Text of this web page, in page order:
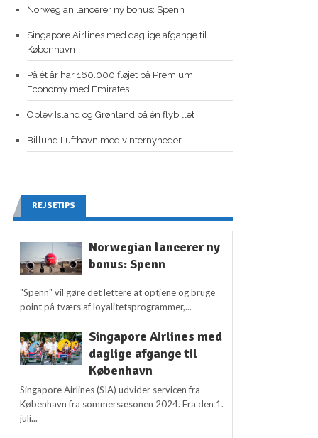
Norwegian lancerer ny bonus: Spenn
Singapore Airlines med daglige afgange til
København
På ét år har 160.000 fløjet på Premium
Economy med Emirates
Oplev Island og Grønland på én flybillet
Billund Lufthavn med vinternyheder
REJSETIPS
Norwegian lancerer ny
bonus: Spenn
"Spenn" vil gøre det lettere at optjene og bruge
point på tværs af loyalitetsprogrammer,...
Singapore Airlines med
daglige afgange til
København
Singapore Airlines (SIA) udvider servicen fra
København fra sommersæsonen 2024. Fra den 1.
juli...